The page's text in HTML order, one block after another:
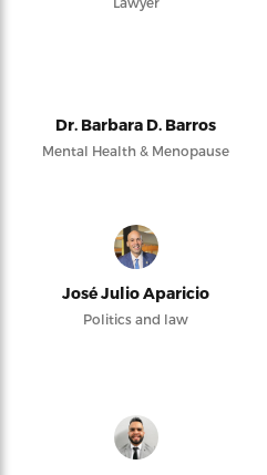
Dr. Barbara D. Barros
Mental Health & Menopause
José Julio Aparicio
Politics and law